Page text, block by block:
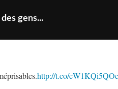
gens...
http://t.co/cW1KQi5QOc